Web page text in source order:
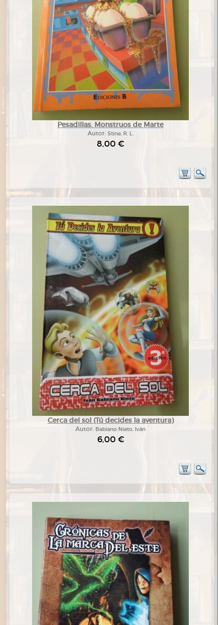
Pesadillas. Monstruos de Marte
Autor: Stine, R. L.
8,00 €
Cerca del sol (Tú decides la aventura)
Autor: Babiano Nieto, Iván
6,00 €